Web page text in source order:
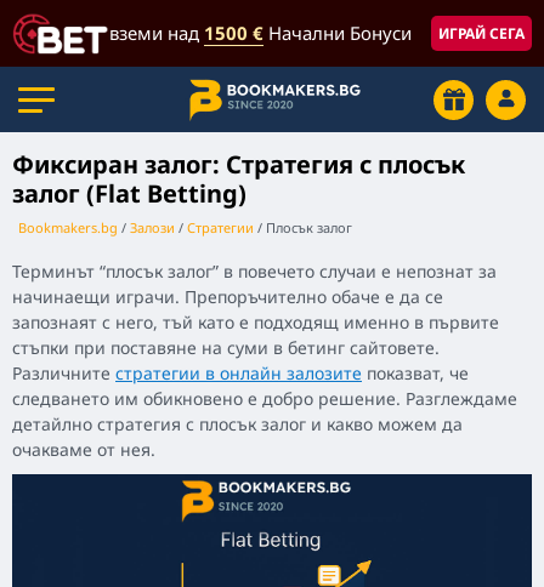
вземи над 1500 € Начални Бонуси ИГРАЙ СЕГА
Фиксиран залог: Стратегия с плосък
залог (Flat Betting)
Bookmakers.bg Залози Стратегии Плосък залог
Терминът “плосък залог” в повечето случаи е непознат за
начинаещи играчи. Препоръчително обаче е да се
запознаят с него, тъй като е подходящ именно в първите
стъпки при поставяне на суми в бетинг сайтовете.
Различните стратегии в онлайн залозите показват, че
следването им обикновено е добро решение. Разглеждаме
детайлно стратегия с плосък залог и какво можем да
очакваме от нея.